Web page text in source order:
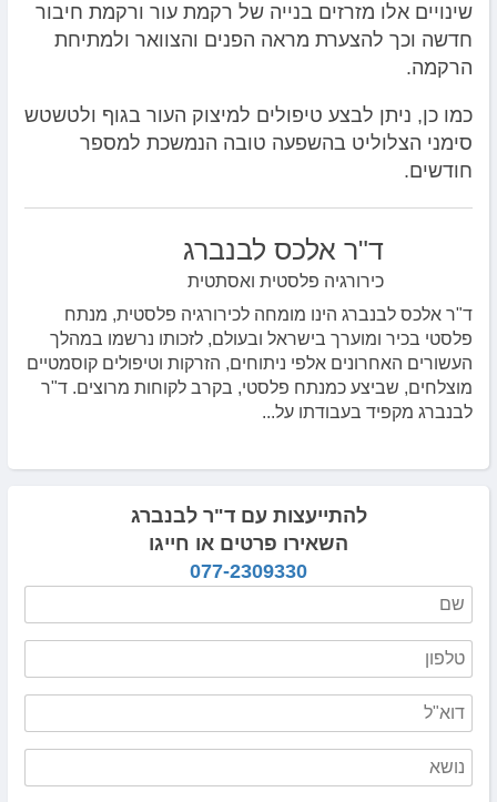
שינויים אלו מזרזים בנייה של רקמת עור ורקמת חיבור
חדשה וכך להצערת מראה הפנים והצוואר ולמתיחת
הרקמה.
כמו כן, ניתן לבצע טיפולים למיצוק העור בגוף ולטשטש
סימני הצלוליט בהשפעה טובה הנמשכת למספר
חודשים.
ד"ר אלכס לבנברג
כירורגיה פלסטית ואסתטית
ד"ר אלכס לבנברג הינו מומחה לכירורגיה פלסטית, מנתח
פלסטי בכיר ומוערך בישראל ובעולם, לזכותו נרשמו במהלך
העשורים האחרונים אלפי ניתוחים, הזרקות וטיפולים קוסמטיים
מוצלחים, שביצע כמנתח פלסטי, בקרב לקוחות מרוצים. ד"ר
לבנברג מקפיד בעבודתו על...
להתייעצות עם ד"ר לבנברג
השאירו פרטים או חייגו
077-2309330